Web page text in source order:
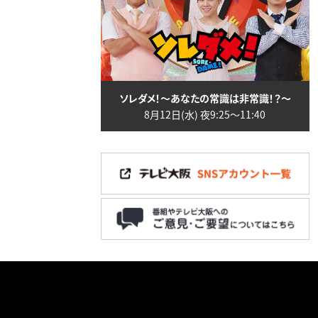
ソレダメ！～あなたの常識は非常識！？～
8月12日(水) 夜9:25〜11:40